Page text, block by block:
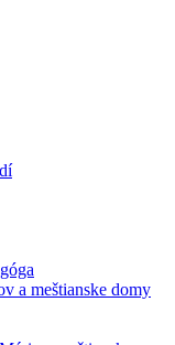
a meštianske domy